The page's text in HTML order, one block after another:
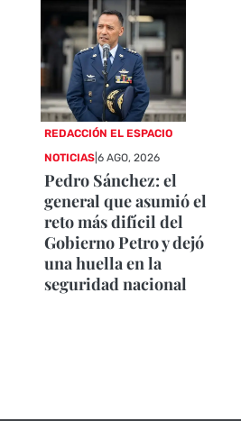
REDACCIÓN EL ESPACIO
NOTICIAS |6 AGO, 2026
Pedro Sánchez: el
general que asumió el
reto más difícil del
Gobierno Petro y dejó
una huella en la
seguridad nacional